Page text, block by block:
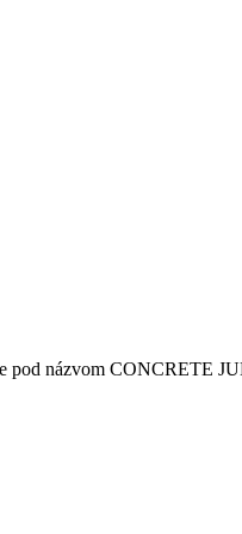
pod názvom CONCRETE